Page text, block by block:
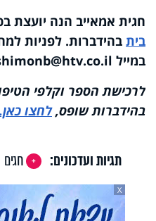
חגית אמאייב הנה יועצת
בית
במייל
לרכישת הספר וקלפי
בהידברות שופס,לחצו כאן.
תגיות ועדכונים: חגים
X